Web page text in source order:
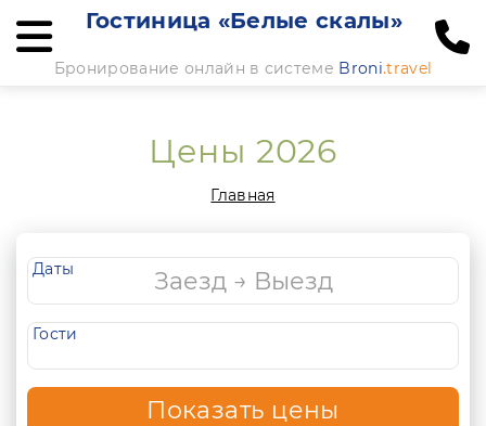
Гостиница «Белые скалы»
Бронирование онлайн в системе Broni.travel
Цены 2026
Главная
Даты
Гости
Показать цены